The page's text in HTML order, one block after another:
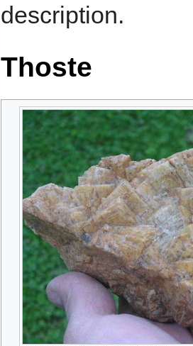
description.
Thoste